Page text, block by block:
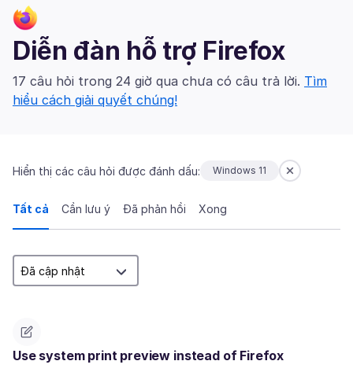
Diễn đàn hỗ trợ Firefox
17 câu hỏi trong 24 giờ qua chưa có câu trả lời. Tìm
hiểu cách giải quyết chúng!
Hiển thị các câu hỏi được đánh dấu: Windows 11
Tất cả Cần lưu ý Đã phản hồi Xong
Use system print preview instead of Firefox